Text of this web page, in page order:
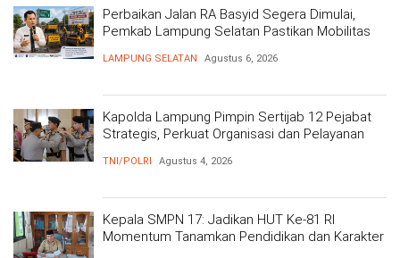
Perbaikan Jalan RA Basyid Segera Dimulai,
Pemkab Lampung Selatan Pastikan Mobilitas
LAMPUNG SELATAN Agustus 6, 2026
Kapolda Lampung Pimpin Sertijab 12 Pejabat
Strategis, Perkuat Organisasi dan Pelayanan
TNI/POLRI Agustus 4, 2026
Kepala SMPN 17: Jadikan HUT Ke-81 RI
Momentum Tanamkan Pendidikan dan Karakter